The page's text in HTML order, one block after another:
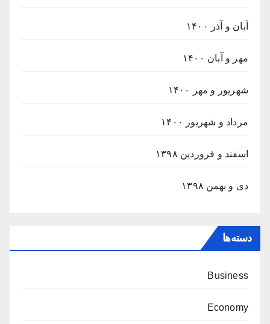
آبان و آذر ۱۴۰۰
مهر و آبان ۱۴۰۰
شهریور و مهر ۱۴۰۰
مرداد و شهریور ۱۴۰۰
اسفند و فروردین ۱۳۹۸
دی و بهمن ۱۳۹۸
دسته‌ها
Business
Economy